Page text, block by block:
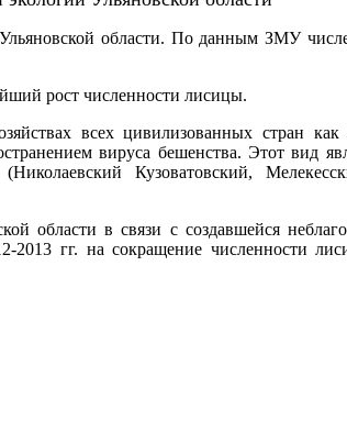
области. По данным ЗМУ
рост численности лисицы.
всех цивилизованных стран
вируса бешенства. Этот вид
Кузоватовский,
области в связи с создавшейся
2013 гг. на сокращение численности